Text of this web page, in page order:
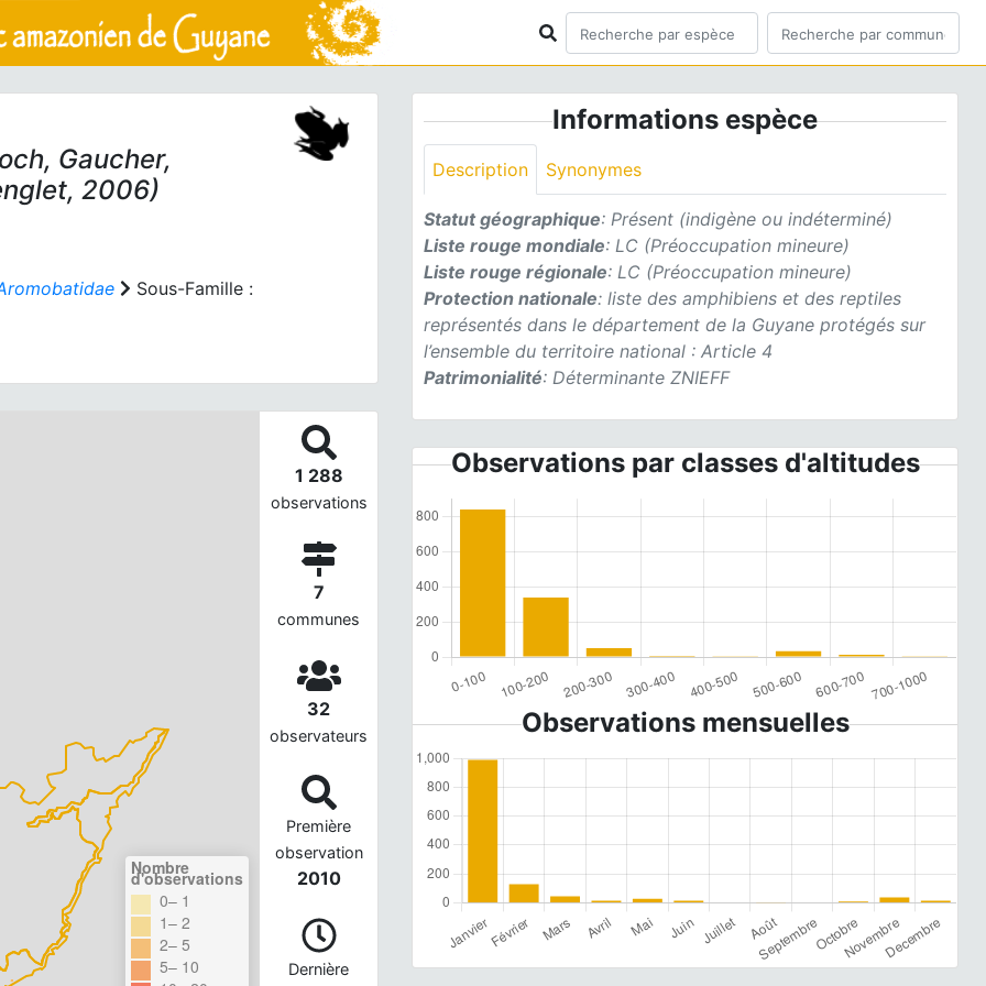
Gaucher,
2006)
Sous-Famille :
Nombre
d'observations
0– 1
1– 2
2– 5
5– 10
1 288
observations
7
communes
32
observateurs
Première
observation
2010
Dernière
Informations espèce
Description Synonymes
Statut géographique: Présent (indigène ou indéterminé)
Liste rouge mondiale: LC (Préoccupation mineure)
Liste rouge régionale: LC (Préoccupation mineure)
Protection nationale: liste des amphibiens et des reptiles
représentés dans le département de la Guyane protégés sur
l’ensemble du territoire national : Article 4
Patrimonialité: Déterminante ZNIEFF
Observations par classes d'altitudes
Observations mensuelles